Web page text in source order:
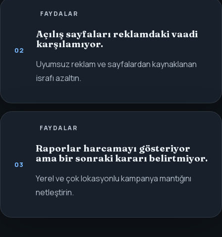
02
FAYDALAR
Açılış sayfaları reklamdaki vaadi
karşılamıyor.
Uyumsuz reklam ve sayfalardan kaynaklanan
israfı azaltın.
03
FAYDALAR
Raporlar harcamayı gösteriyor
ama bir sonraki kararı belirtmiyor.
Yerel ve çok lokasyonlu kampanya mantığını
netleştirin.